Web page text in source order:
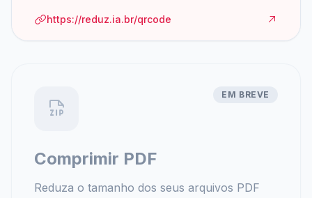
https://reduz.ia.br/qrcode
EM BREVE
Comprimir PDF
Reduza o tamanho dos seus arquivos PDF